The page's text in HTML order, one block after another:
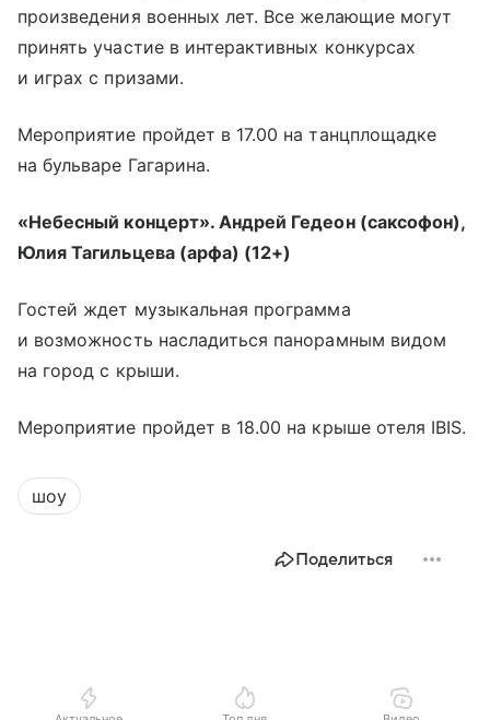
произведения военных лет. Все желающие могут
принять участие в интерактивных конкурсах
и играх с призами.
Мероприятие пройдет в 17.00 на танцплощадке
на бульваре Гагарина.
«Небесный концерт». Андрей Гедеон (саксофон),
Юлия Тагильцева (арфа) (12+)
Гостей ждет музыкальная программа
и возможность насладиться панорамным видом
на город с крыши.
Мероприятие пройдет в 18.00 на крыше отеля IBIS.
шоу
Поделиться